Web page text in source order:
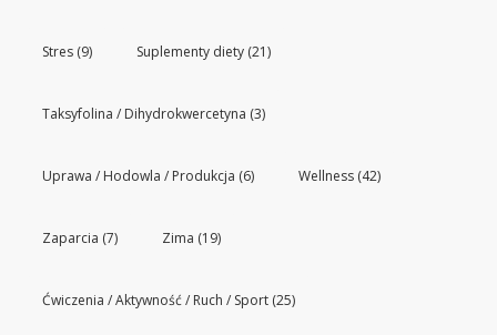
Stres (9) Suplementy diety (21)
Taksyfolina / Dihydrokwercetyna (3)
Uprawa / Hodowla / Produkcja (6) Wellness (42)
Zaparcia (7) Zima (19)
Ćwiczenia / Aktywność / Ruch / Sport (25)